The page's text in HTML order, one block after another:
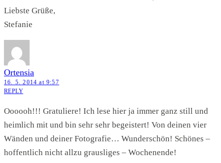
Liebste Grüße,
Stefanie
Ortensia
16. 5. 2014 at 9:57
REPLY
Oooooh!!! Gratuliere! Ich lese hier ja immer ganz still und
heimlich mit und bin sehr sehr begeistert! Von deinen vier
Wänden und deiner Fotografie… Wunderschön! Schönes –
hoffentlich nicht allzu grausliges – Wochenende!